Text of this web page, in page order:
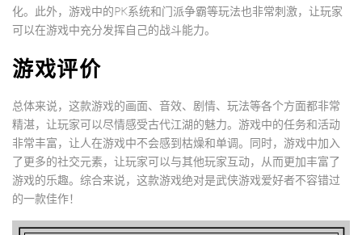
化。此外，游戏中的PK系统和门派争霸等玩法也非常刺激，让玩家
可以在游戏中充分发挥自己的战斗能力。
游戏评价
总体来说，这款游戏的画面、音效、剧情、玩法等各个方面都非常
精湛，让玩家可以尽情感受古代江湖的魅力。游戏中的任务和活动
非常丰富，让人在游戏中不会感到枯燥和单调。同时，游戏中加入
了更多的社交元素，让玩家可以与其他玩家互动，从而更加丰富了
游戏的乐趣。综合来说，这款游戏绝对是武侠游戏爱好者不容错过
的一款佳作！